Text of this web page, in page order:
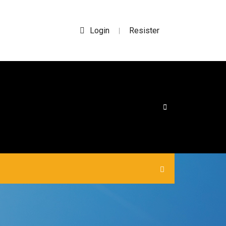
Login | Resister